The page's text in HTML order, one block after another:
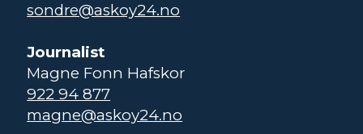
sondre@askoy24.no
Journalist
Magne Fonn Hafskor
922 94 877
magne@askoy24.no